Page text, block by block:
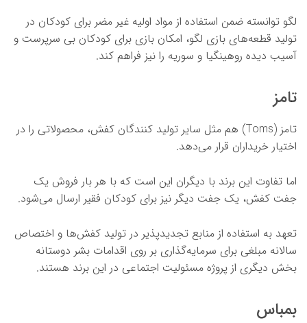
لگو توانسته ضمن استفاده از مواد اولیه غیر مضر برای کودکان در
تولید قطعه‌های بازی لگو، امکان بازی برای کودکان بی سرپرست و
آسیب دیده روهینگیا و سوریه را نیز فراهم کند.
تامز
تامز (Toms) هم مثل سایر تولید کنندگان کفش، محصولاتی را در
اختیار خریداران قرار می‌دهد.
اما تفاوت این برند با دیگران این است که با هر بار فروش یک
جفت کفش، یک جفت دیگر نیز برای کودکان فقیر ارسال می‌شود.
تعهد به استفاده از منابع تجدیدپذیر در تولید کفش‌ها و اختصاص
سالانه مبلغی برای سرمایه‌گذاری بر روی اقدامات بشر دوستانه
بخش دیگری از پروژه مسئولیت اجتماعی در این برند هستند.
بمباس